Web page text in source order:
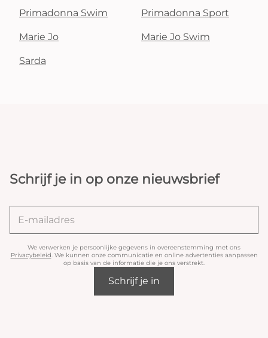
Primadonna Swim Primadonna Sport
Marie Jo Marie Jo Swim
Sarda
Schrijf je in op onze nieuwsbrief
We verwerken je persoonlijke gegevens in overeenstemming met ons
Privacybeleid. We kunnen onze communicatie en online advertenties aanpassen
op basis van de informatie die je ons verstrekt.
Schrijf je in